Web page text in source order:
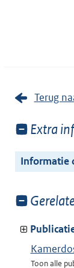
Terug
Toon
van:
Extra
Informatie
Toon
van:
Toon alle